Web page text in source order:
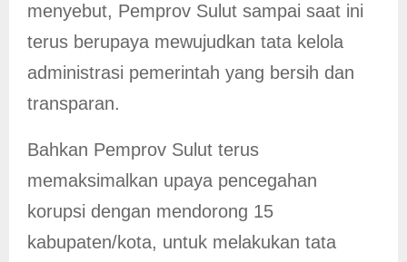
menyebut, Pemprov Sulut sampai saat ini
terus berupaya mewujudkan tata kelola
administrasi pemerintah yang bersih dan
transparan.
Bahkan Pemprov Sulut terus
memaksimalkan upaya pencegahan
korupsi dengan mendorong 15
kabupaten/kota, untuk melakukan tata